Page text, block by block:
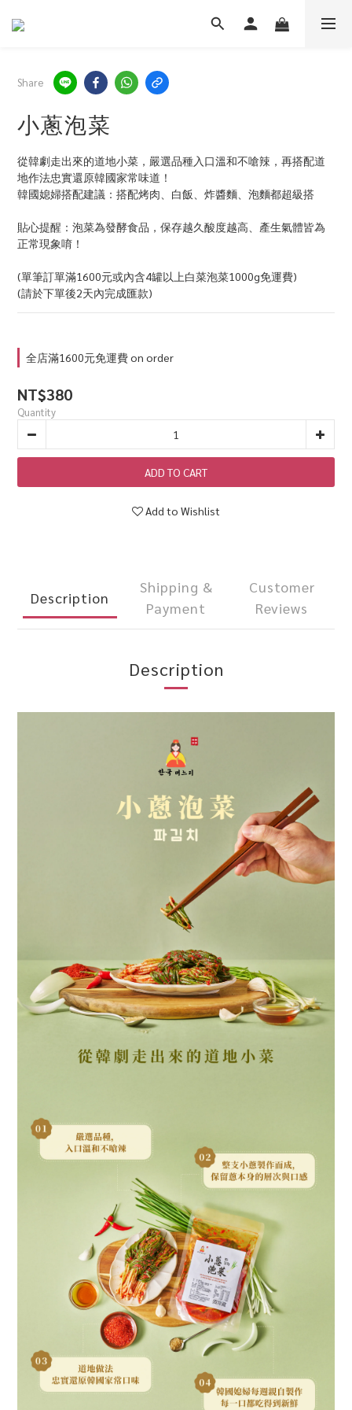
Share
小蔥泡菜
從韓劇走出來的道地小菜，嚴選品種入口溫和不嗆辣，再搭配道
地作法忠實還原韓國家常味道！
韓國媳婦搭配建議：搭配烤肉、白飯、炸醬麵、泡麵都超級搭
貼心提醒：泡菜為發酵食品，保存越久酸度越高、產生氣體皆為
正常現象唷！
(單筆訂單滿1600元或內含4罐以上白菜泡菜1000g免運費)
(請於下單後2天內完成匯款)
全店滿1600元免運費 on order
NT$380
Quantity
ADD TO CART
Add to Wishlist
Description
Shipping &
Payment
Customer
Reviews
Description